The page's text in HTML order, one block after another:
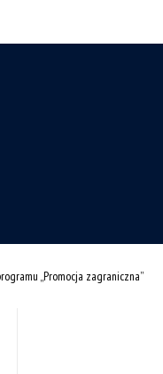
„Promocja zagraniczna”